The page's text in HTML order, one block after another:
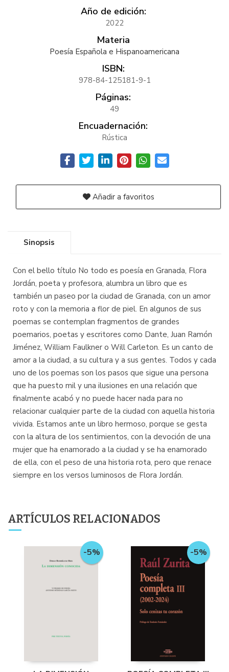
Año de edición:
2022
Materia
Poesía Española e Hispanoamericana
ISBN:
978-84-125181-9-1
Páginas:
49
Encuadernación:
Rústica
Añadir a favoritos
Sinopsis
Con el bello título No todo es poesía en Granada, Flora
Jordán, poeta y profesora, alumbra un libro que es
también un paseo por la ciudad de Granada, con un amor
roto y con la memoria a flor de piel. En algunos de sus
poemas se contemplan fragmentos de grandes
poemarios, poetas y escritores como Dante, Juan Ramón
Jiménez, William Faulkner o Will Carleton. Es un canto de
amor a la ciudad, a su cultura y a sus gentes. Todos y cada
uno de los poemas son los pasos que sigue una persona
que ha puesto mil y una ilusiones en una relación que
finalmente acabó y no puede hacer nada para no
relacionar cualquier parte de la ciudad con aquella historia
vivida. Estamos ante un libro hermoso, porque se gesta
con la altura de los sentimientos, con la devoción de una
mujer que ha enamorado a la ciudad y se ha enamorado
de ella, con el peso de una historia rota, pero que renace
siempre en los versos luminosos de Flora Jordán.
ARTÍCULOS RELACIONADOS
-5% -5%